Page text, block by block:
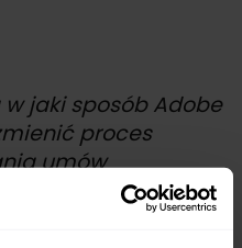
jaki sposób Adobe
proces
umów